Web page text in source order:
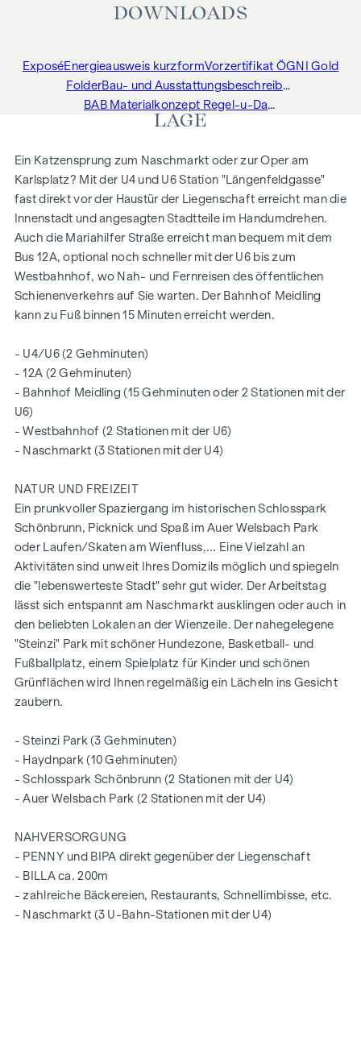
DOWNLOADS
ExposéEnergieausweis kurzformVorzertifikat ÖGNI Gold
Folder
Bau- und Ausstattungsbeschreibung
BAB Materialkonzept Regel-u-Dachgeschoss
LAGE
Ein Katzensprung zum Naschmarkt oder zur Oper am
Karlsplatz? Mit der U4 und U6 Station "Längenfeldgasse"
fast direkt vor der Haustür der Liegenschaft erreicht man die
Innenstadt und angesagten Stadtteile im Handumdrehen.
Auch die Mariahilfer Straße erreicht man bequem mit dem
Bus 12A, optional noch schneller mit der U6 bis zum
Westbahnhof, wo Nah- und Fernreisen des öffentlichen
Schienenverkehrs auf Sie warten. Der Bahnhof Meidling
kann zu Fuß binnen 15 Minuten erreicht werden.
- U4/U6 (2 Gehminuten)
- 12A (2 Gehminuten)
- Bahnhof Meidling (15 Gehminuten oder 2 Stationen mit der
U6)
- Westbahnhof (2 Stationen mit der U6)
- Naschmarkt (3 Stationen mit der U4)
NATUR UND FREIZEIT
Ein prunkvoller Spaziergang im historischen Schlosspark
Schönbrunn, Picknick und Spaß im Auer Welsbach Park
oder Laufen/Skaten am Wienfluss,... Eine Vielzahl an
Aktivitäten sind unweit Ihres Domizils möglich und spiegeln
die "lebenswerteste Stadt" sehr gut wider. Der Arbeitstag
lässt sich entspannt am Naschmarkt ausklingen oder auch in
den beliebten Lokalen an der Wienzeile. Der nahegelegene
"Steinzi" Park mit schöner Hundezone, Basketball- und
Fußballplatz, einem Spielplatz für Kinder und schönen
Grünflächen wird Ihnen regelmäßig ein Lächeln ins Gesicht
zaubern.
- Steinzi Park (3 Gehminuten)
- Haydnpark (10 Gehminuten)
- Schlosspark Schönbrunn (2 Stationen mit der U4)
- Auer Welsbach Park (2 Stationen mit der U4)
NAHVERSORGUNG
- PENNY und BIPA direkt gegenüber der Liegenschaft
- BILLA ca. 200m
- zahlreiche Bäckereien, Restaurants, Schnellimbisse, etc.
- Naschmarkt (3 U-Bahn-Stationen mit der U4)